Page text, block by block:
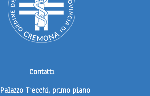
Contatti
Trecchi, primo piano